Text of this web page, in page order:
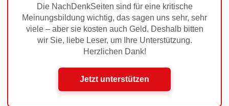
Die NachDenkSeiten sind für eine kritische
Meinungsbildung wichtig, das sagen uns sehr, sehr
viele – aber sie kosten auch Geld. Deshalb bitten
wir Sie, liebe Leser, um Ihre Unterstützung.
Herzlichen Dank!
Jetzt unterstützen